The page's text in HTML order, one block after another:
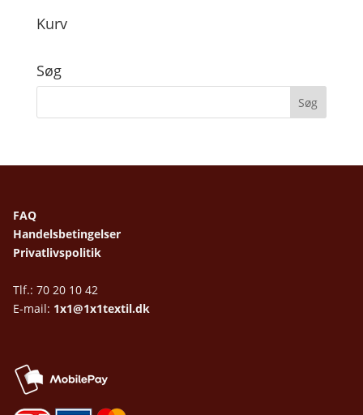
Kurv
Søg
FAQ
Handelsbetingelser
Privatlivspolitik
Tlf.: 70 20 10 42
E-mail: 1x1@1x1textil.dk